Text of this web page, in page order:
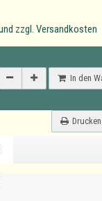
zzgl. Versandkosten
In den
Drucken